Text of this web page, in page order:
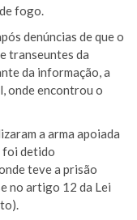
fogo.
denúncias de que o
transeuntes da
da informação, a
onde encontrou o
a arma apoiada
foi detido
teve a prisão
no artigo 12 da Lei